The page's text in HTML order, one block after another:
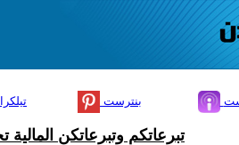
بنترست
تبرعاتكم وتبرعاتكن